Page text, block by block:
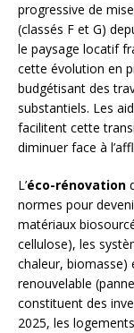
progressive de
(classés F et G)
le paysage locatif
cette évolution en
budgétisant des
substantiels. Les
facilitent cette
diminuer face à
L’éco-rénovation
normes pour
matériaux
cellulose), les
chaleur, biomasse)
renouvelable
constituent des
2025, les